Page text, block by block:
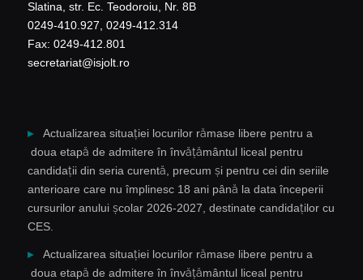
Slatina, str. Ec. Teodoroiu, Nr. 8B
0249-410.927, 0249-412.314
Fax: 0249-412.801
secretariat@isjolt.ro
Actualizarea situației locurilor rămase libere pentru a
doua etapă de admitere în învățământul liceal pentru
candidații din seria curentă, precum și pentru cei din seriile
anterioare care nu împlinesc 18 ani până la data începerii
cursurilor anului școlar 2026-2027, destinate candidaților cu
CES.
Actualizarea situației locurilor rămase libere pentru a
doua etapă de admitere în învățământul liceal pentru